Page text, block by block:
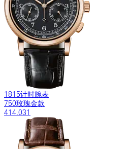
1815计时腕表
750玫瑰金款
414.031